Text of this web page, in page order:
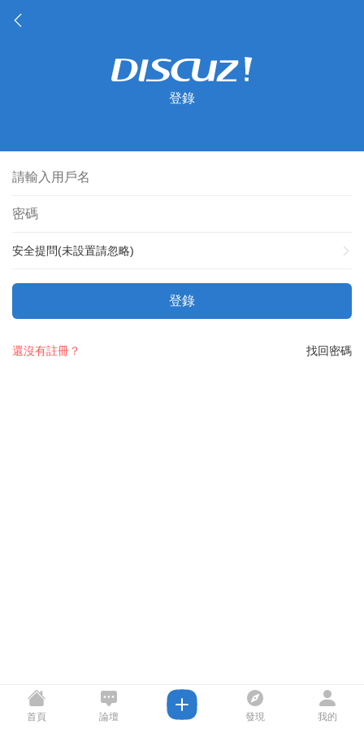
登錄
安全提問(未設置請忽略)
登錄
找回密碼
還沒有註冊？
首頁 論壇 發現 我的